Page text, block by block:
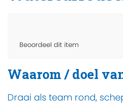
Beoordeel dit item
Waarom / doel
Draai als team rond,